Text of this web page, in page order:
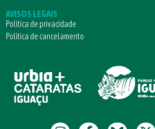
AVISOS LEGAIS
Política de privacidade
Política de cancelamento